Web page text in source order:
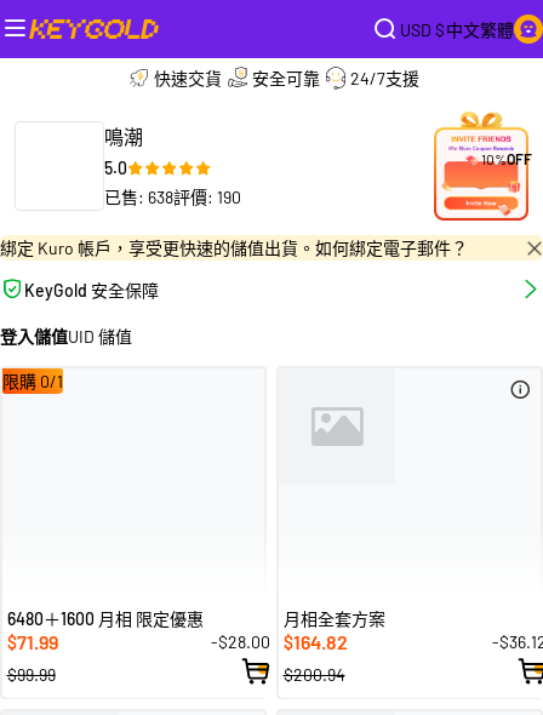
USD $中文繁體
快速交貨 安全可靠 24/7支援
鳴潮
5.0
已售: 638評價: 190
10%OFF
綁定 Kuro 帳戶，享受更快速的儲值出貨。 如何綁定電子郵件？
KeyGold 安全保障
登入儲值UID 儲值
限購 0/1
6480＋1600 月相 限定優惠
$71.99
-$28.00
$99.99
月相全套方案
$164.82
-
$200.94